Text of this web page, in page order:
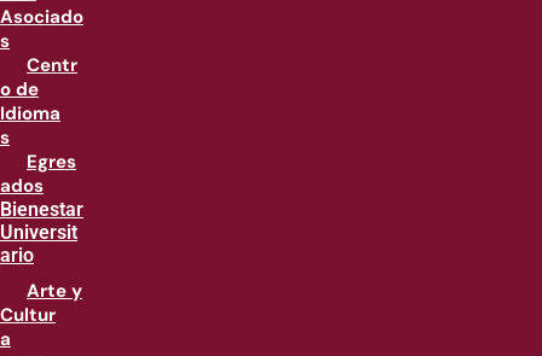
Asociado
s
Centr
o de
Idioma
s
Egres
ados
Bienestar
Universit
ario
Arte y
Cultur
a